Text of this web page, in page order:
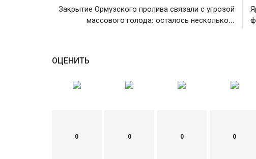
Закрытие Ормузского пролива связали с угрозой
массового голода: осталось несколько...
ОЦЕНИТЬ
0 0 0 0